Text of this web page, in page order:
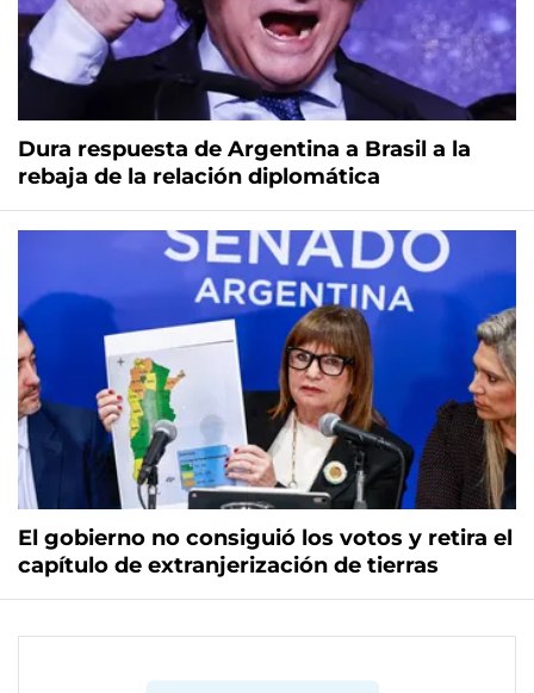
Dura respuesta de Argentina a Brasil a la
rebaja de la relación diplomática
El gobierno no consiguió los votos y retira el
capítulo de extranjerización de tierras